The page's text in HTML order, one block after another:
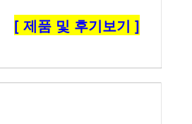
[ 제품 및 후기보기 ]